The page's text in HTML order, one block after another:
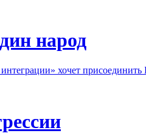
народ
хочет присоединить